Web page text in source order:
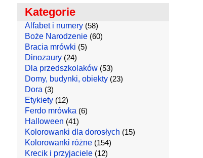
Kategorie
Alfabet i numery(58)
Boże Narodzenie(60)
Bracia mrówki (5)
Dinozaury(24)
Dla przedszkolaków(53)
Domy, budynki, obiekty(23)
Dora (3)
Etykiety(12)
Ferdo mrówka (6)
Halloween (41)
Kolorowanki dla dorosłych (15)
Kolorowanki różne(154)
Krecik i przyjaciele(12)